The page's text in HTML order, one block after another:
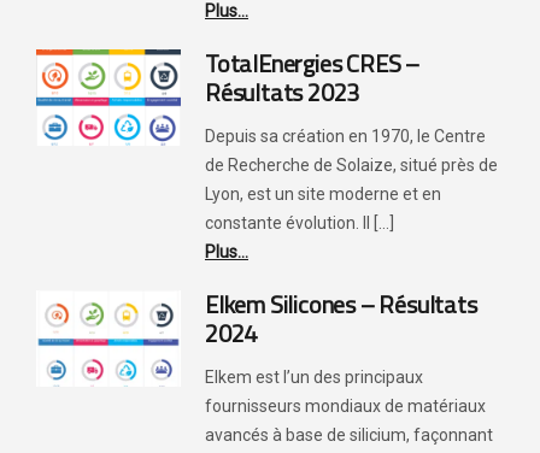
Plus...
TotalEnergies CRES –
Résultats 2023
Depuis sa création en 1970, le Centre
de Recherche de Solaize, situé près de
Lyon, est un site moderne et en
constante évolution. Il [...]
Plus...
Elkem Silicones – Résultats
2024
Elkem est l’un des principaux
fournisseurs mondiaux de matériaux
avancés à base de silicium, façonnant